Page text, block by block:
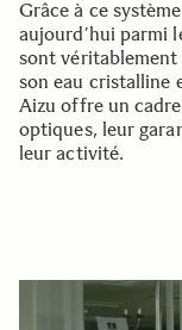
Grâce à ce
aujourd’hui parmi
sont véritablement
son eau cristalline
Aizu offre un
optiques, leur
leur activité.